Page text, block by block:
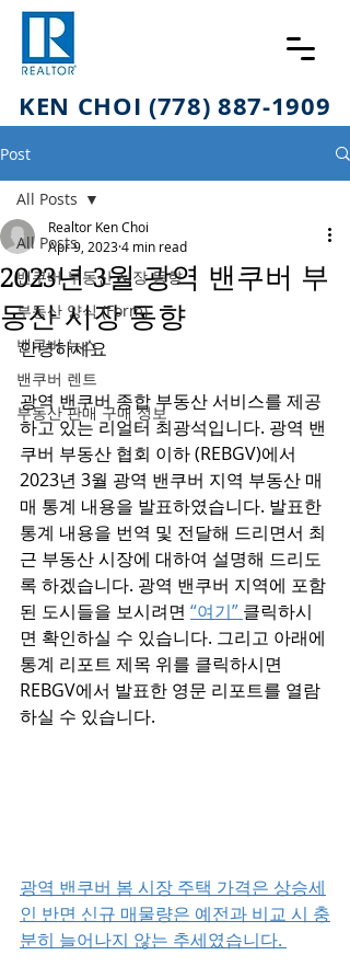
KEN CHOI (778) 887-1909
Post
All Posts
밴쿠버 부동산 시장 동향
부동산 양식 (Form)
밴쿠버 뉴스
밴쿠버 렌트
부동산 판매 구매 정보
All Posts
2023년 3월 광역 밴쿠버 부
동산 시장 동향
Realtor Ken Choi
Apr 9, 20234 min read
안녕하세요
광역 밴쿠버 종합 부동산 서비스를 제공
하고 있는 리얼터 최광석입니다. 광역 밴
쿠버 부동산 협회 이하 (REBGV)에서
2023년 3월 광역 밴쿠버 지역 부동산 매
매 통계 내용을 발표하였습니다. 발표한
통계 내용을 번역 및 전달해 드리면서 최
근 부동산 시장에 대하여 설명해 드리도
록 하겠습니다. 광역 밴쿠버 지역에 포함
된 도시들을 보시려면 “여기” 클릭하시
면 확인하실 수 있습니다. 그리고 아래에
통계 리포트 제목 위를 클릭하시면
REBGV에서 발표한 영문 리포트를 열람
하실 수 있습니다.
광역 밴쿠버 봄 시장 주택 가격은 상승세
인 반면 신규 매물량은 예전과 비교 시 충
분히 늘어나지 않는 추세였습니다.